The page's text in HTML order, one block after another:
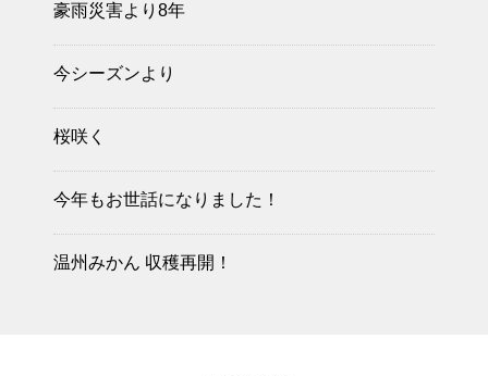
豪雨災害より8年
今シーズンより
桜咲く
今年もお世話になりました！
温州みかん 収穫再開！